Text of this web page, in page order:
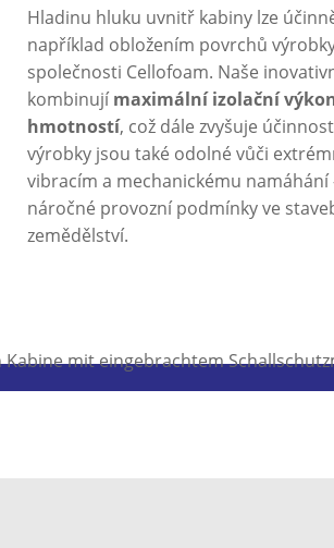
Hladinu hluku uvnitř kabiny lze
například obložením povrchů
společnosti Cellofoam. Naše
kombinujímaximální izolační
hmotností, což dále zvyšuje
výrobky jsou také odolné vůči
vibracím a mechanickému namáhání
náročné provozní podmínky ve
zemědělství.